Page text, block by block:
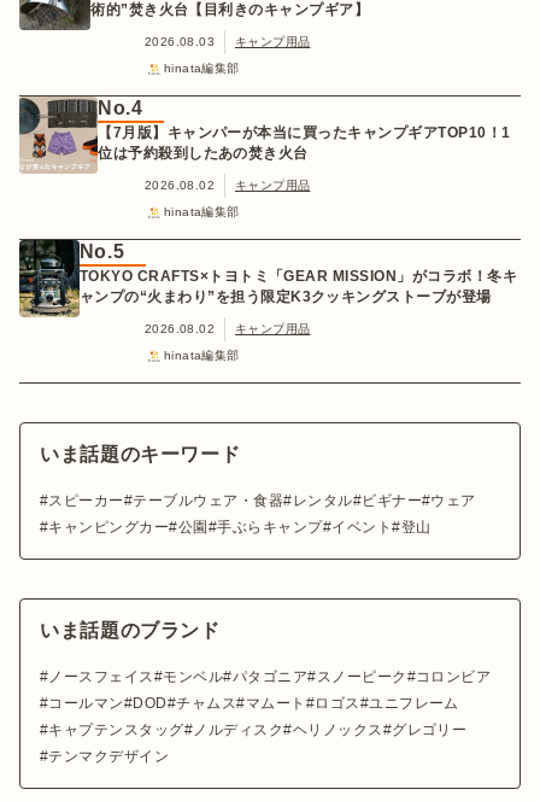
術的”焚き火台【目利きのキャンプギア】
2026.08.03
キャンプ用品
hinata編集部
No.4
【7月版】キャンパーが本当に買ったキャンプギアTOP10！1
位は予約殺到したあの焚き火台
2026.08.02
キャンプ用品
hinata編集部
No.5
TOKYO CRAFTS×トヨトミ「GEAR MISSION」がコラボ！冬キ
ャンプの“火まわり”を担う限定K3クッキングストーブが登場
2026.08.02
キャンプ用品
hinata編集部
いま話題のキーワード
スピーカー テーブルウェア・食器 レンタル ビギナー
ウェア
キャンピングカー 公園 手ぶらキャンプ イベント 登山
いま話題のブランド
ノースフェイス モンベル パタゴニア スノーピーク
コロンビア
コールマン
DOD チャムス マムート ロゴス
ユニフレーム
キャプテンスタッグ
ノルディスク ヘリノックス
グレゴリー
テンマクデザイン